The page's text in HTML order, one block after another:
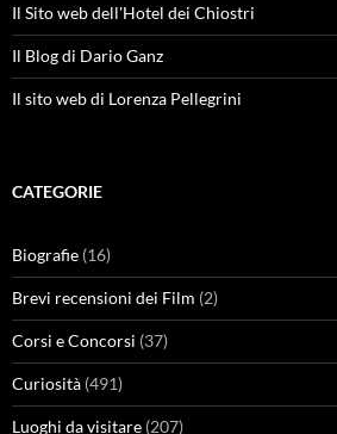
Il Sito web dell'Hotel dei Chiostri
Il Blog di Dario Ganz
Il sito web di Lorenza Pellegrini
CATEGORIE
Biografie (16)
Brevi recensioni dei Film (2)
Corsi e Concorsi (37)
Curiosità (491)
Luoghi da visitare (207)